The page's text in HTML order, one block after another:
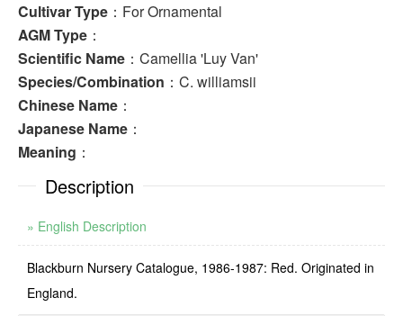
Cultivar Type ：For Ornamental
AGM Type ：
Scientific Name ：Camellia 'Luy Van'
Species/Combination ：C. williamsii
Chinese Name ：
Japanese Name ：
Meaning ：
Description
» English Description
Blackburn Nursery Catalogue, 1986-1987: Red. Originated in
England.